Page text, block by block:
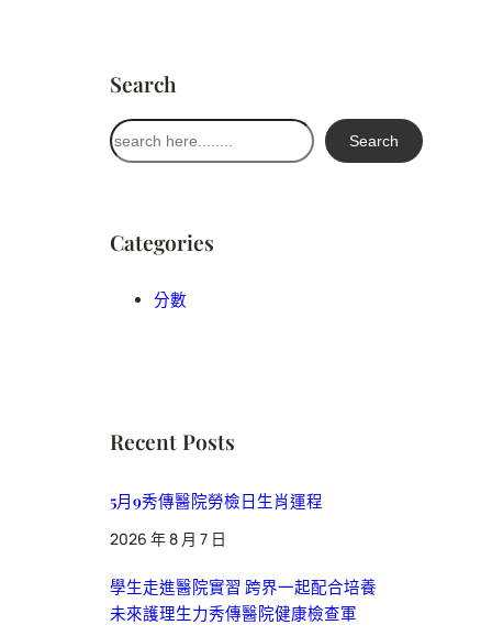
Search
搜
尋
Search
Categories
分數
Recent Posts
5月9秀傳醫院勞檢日生肖運程
2026 年 8 月 7 日
學生走進醫院實習 跨界一起配合培養
未來護理生力秀傳醫院健康檢查軍